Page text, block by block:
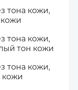
тона кожи,
тона кожи,
тон кожи
тона кожи,
кожи